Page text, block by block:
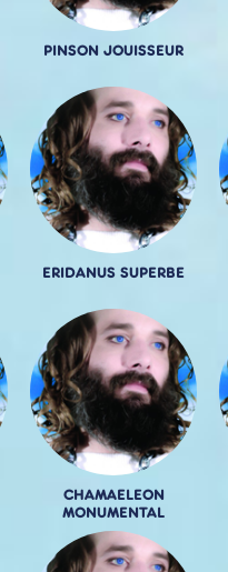
PINSON JOUISSEUR
ERIDANUS SUPERBE
CHAMAELEON
MONUMENTAL